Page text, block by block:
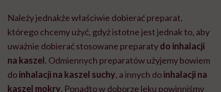
Należy jednakże właściwie dobierać preparat,
którego chcemy użyć, gdyż istotne jest jednak to, aby
uważnie dobierać stosowane preparatydo inhalacji
na kaszel. Odmiennych preparatów użyjemy bowiem
doinhalacji na kaszel suchy, a innych doinhalacji na
kaszel mokry. Ponadto w doborze leku powinniśmy